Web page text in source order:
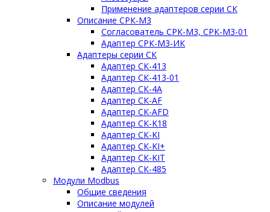
Применение адаптеров серии СК
Описание СРК-М3
Согласователь СРК-М3, СРК-М3-01
Адаптер СРК-М3-ИК
Адаптеры серии СК
Адаптер СК-413
Адаптер СК-413-01
Адаптер СК-4A
Адаптер СК-AF
Адаптер СК-AFD
Адаптер СК-K18
Адаптер СК-KI
Адаптер СК-KI+
Адаптер СК-KIT
Адаптер СК-485
Модули Modbus
Общие сведения
Описание модулей